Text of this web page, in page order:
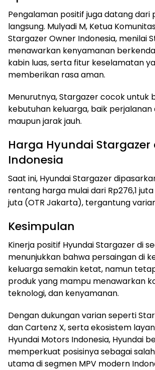
Pengalaman positif juga datang dari
langsung. Mulyadi M, Ketua
Stargazer Owner Indonesia, menilai
menawarkan kenyamanan
kabin luas, serta fitur keselamatan
memberikan rasa aman.
Menurutnya, Stargazer cocok untuk
kebutuhan keluarga, baik
maupun jarak jauh.
Harga Hyundai Stargazer
Indonesia
Saat ini, Hyundai Stargazer
rentang harga mulai dari Rp276,1
juta (OTR Jakarta), tergantung
Kesimpulan
Kinerja positif Hyundai Stargazer di
menunjukkan bahwa persaingan di
keluarga semakin ketat, namun
produk yang mampu menawarkan
teknologi, dan kenyamanan.
Dengan dukungan varian seperti
dan Cartenz X, serta ekosistem
Hyundai Motors Indonesia, Hyundai
memperkuat posisinya sebagai
utama di segmen MPV modern